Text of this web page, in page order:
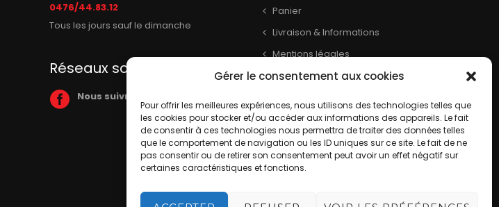
Gérer le consentement aux cookies
Pour offrir les meilleures expériences, nous utilisons des technologies telles que
les cookies pour stocker et/ou accéder aux informations des appareils. Le fait
de consentir à ces technologies nous permettra de traiter des données telles
que le comportement de navigation ou les ID uniques sur ce site. Le fait de ne
pas consentir ou de retirer son consentement peut avoir un effet négatif sur
certaines caractéristiques et fonctions.
0476/44.83.12
Tous les jours sauf le dimanche
Réseaux sociaux
Nous suivre sur Facebook
Panier
Livraison & Informations
Mentions légales
Conditions générales